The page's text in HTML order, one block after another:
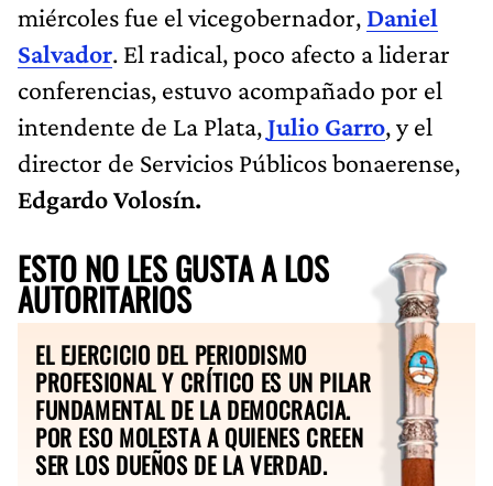
miércoles fue el vicegobernador, Daniel
Salvador. El radical, poco afecto a liderar
conferencias, estuvo acompañado por el
intendente de La Plata,Julio Garro, y el
director de Servicios Públicos bonaerense,
Edgardo Volosín.
ESTO NO LES GUSTA A LOS
AUTORITARIOS
EL EJERCICIO DEL PERIODISMO
PROFESIONAL Y CRÍTICO ES UN PILAR
FUNDAMENTAL DE LA DEMOCRACIA.
POR ESO MOLESTA A QUIENES CREEN
SER LOS DUEÑOS DE LA VERDAD.